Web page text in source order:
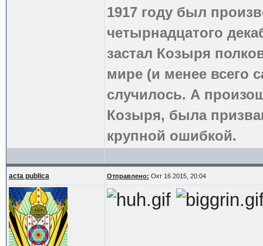
1917 году был
четырнадцатого
застал Козыря
мире (и менее всего
случилось. А
Козыря, была
крупной ошибкой.
acta publica Отправлено: Окт 16 2015, 20:04